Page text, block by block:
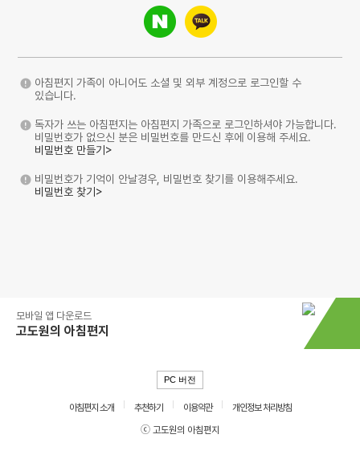
아침편지 가족이 아니어도 소셜 및 외부 계정으로 로그인할 수
있습니다.
독자가 쓰는 아침편지는 아침편지 가족으로 로그인하셔야 가능합니다.
비밀번호가 없으신 분은 비밀번호를 만드신 후에 이용해 주세요.
비밀번호 만들기>
비밀번호가 기억이 안날경우, 비밀번호 찾기를 이용해주세요.
비밀번호 찾기>
모바일 앱 다운로드
고도원의 아침편지
PC 버전
아침편지 소개 추천하기 이용약관
개인정보 처리방침
ⓒ 고도원의 아침편지